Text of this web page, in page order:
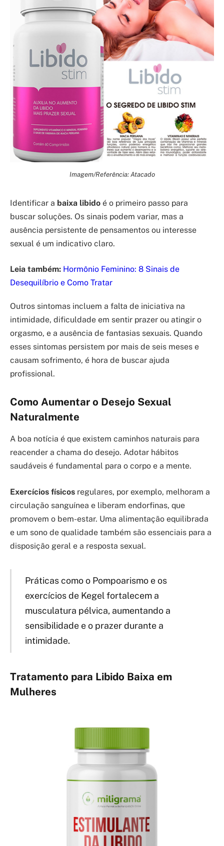
Imagem/Referência: Atacado
Identificar a baixa libido é o primeiro passo para
buscar soluções. Os sinais podem variar, mas a
ausência persistente de pensamentos ou interesse
sexual é um indicativo claro.
Leia também: Hormônio Feminino: 8 Sinais de
Desequilíbrio e Como Tratar
Outros sintomas incluem a falta de iniciativa na
intimidade, dificuldade em sentir prazer ou atingir o
orgasmo, e a ausência de fantasias sexuais. Quando
esses sintomas persistem por mais de seis meses e
causam sofrimento, é hora de buscar ajuda
profissional.
Como Aumentar o Desejo Sexual
Naturalmente
A boa notícia é que existem caminhos naturais para
reacender a chama do desejo. Adotar hábitos
saudáveis é fundamental para o corpo e a mente.
Exercícios físicos regulares, por exemplo, melhoram a
circulação sanguínea e liberam endorfinas, que
promovem o bem-estar. Uma alimentação equilibrada
e um sono de qualidade também são essenciais para a
disposição geral e a resposta sexual.
Práticas como o Pompoarismo e os
exercícios de Kegel fortalecem a
musculatura pélvica, aumentando a
sensibilidade e o prazer durante a
intimidade.
Tratamento para Libido Baixa em
Mulheres